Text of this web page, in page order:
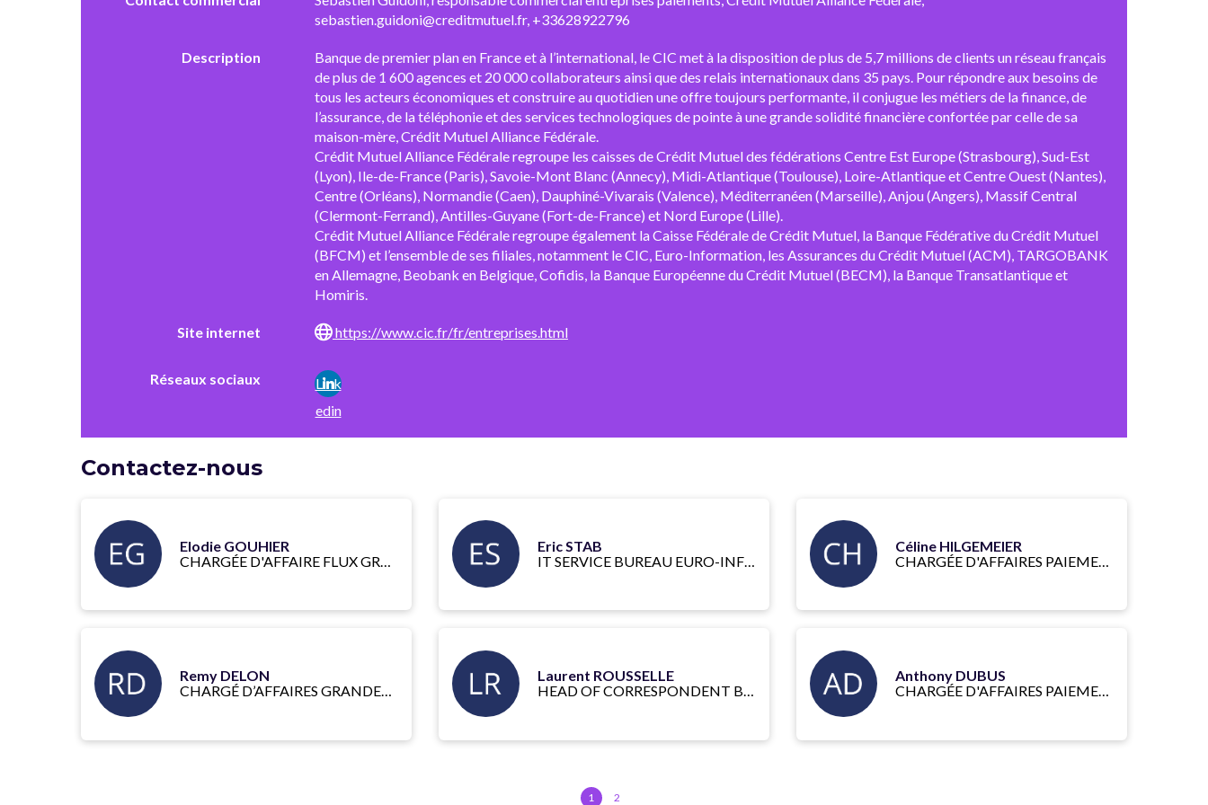
sebastien.guidoni@creditmutuel.fr, +33628922796
Description
Banque de premier plan en France et à l’international, le CIC met à la disposition de plus de 5,7 millions de clients un réseau français
de plus de 1 600 agences et 20 000 collaborateurs ainsi que des relais internationaux dans 35 pays. Pour répondre aux besoins de
tous les acteurs économiques et construire au quotidien une offre toujours performante, il conjugue les métiers de la finance, de
l’assurance, de la téléphonie et des services technologiques de pointe à une grande solidité financière confortée par celle de sa
maison-mère, Crédit Mutuel Alliance Fédérale.
Crédit Mutuel Alliance Fédérale regroupe les caisses de Crédit Mutuel des fédérations Centre Est Europe (Strasbourg), Sud-Est
(Lyon), Ile-de-France (Paris), Savoie-Mont Blanc (Annecy), Midi-Atlantique (Toulouse), Loire-Atlantique et Centre Ouest (Nantes),
Centre (Orléans), Normandie (Caen), Dauphiné-Vivarais (Valence), Méditerranéen (Marseille), Anjou (Angers), Massif Central
(Clermont-Ferrand), Antilles-Guyane (Fort-de-France) et Nord Europe (Lille).
Crédit Mutuel Alliance Fédérale regroupe également la Caisse Fédérale de Crédit Mutuel, la Banque Fédérative du Crédit Mutuel
(BFCM) et l’ensemble de ses filiales, notamment le CIC, Euro-Information, les Assurances du Crédit Mutuel (ACM), TARGOBANK
en Allemagne, Beobank en Belgique, Cofidis, la Banque Européenne du Crédit Mutuel (BECM), la Banque Transatlantique et
Homiris.
Site internet https://www.cic.fr/fr/entreprises.html
Réseaux sociaux
Link
edin
Contactez-nous
Elodie GOUHIER
Eric STAB
IT SERVICE BUREAU EURO-INFORMATION
Céline HILGEMEIER
CHARGÉE D'AFFAIRES PAIEMENTS GRANDES ENTREPRISES
Remy DELON
CHARGÉ D’AFFAIRES GRANDES ENTREPRISES
Laurent ROUSSELLE
HEAD OF CORRESPONDENT BANKING & CASH MANAGEMENT
Anthony DUBUS
CHARGÉE D'AFFAIRES PAIEMENTS GRANDS COMPTES
1 2